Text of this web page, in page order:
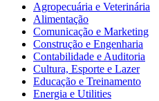
Agropecuária e Veterinária
Alimentação
Comunicação e Marketing
Construção e Engenharia
Contabilidade e Auditoria
Cultura, Esporte e Lazer
Educação e Treinamento
Energia e Utilities